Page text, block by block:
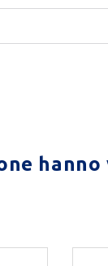
hanno